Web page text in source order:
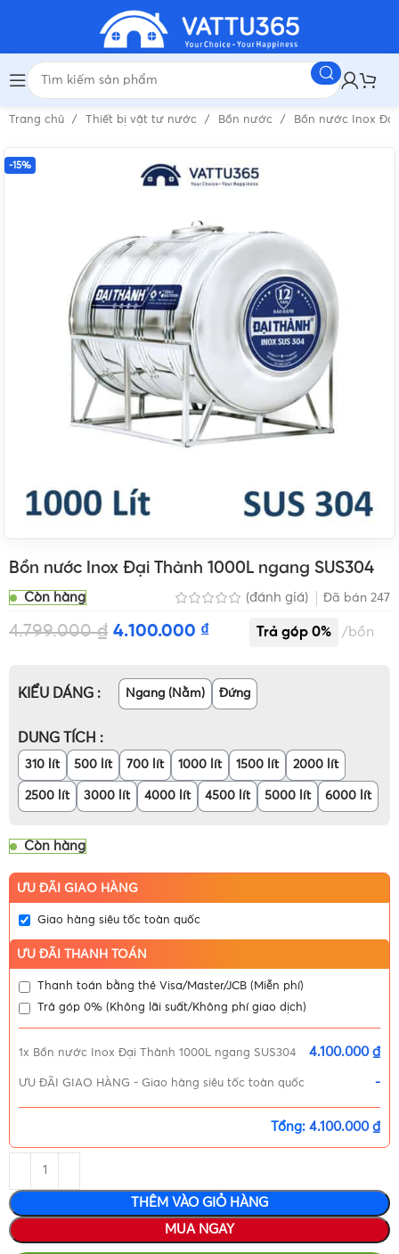
Trang chủ Thiết bị vật tư nước Bồn nước Bồn nước Inox
-15%
Bồn nước Inox Đại Thành 1000L ngang SUS304
Còn hàng (đánh giá) Đã bán 247
4.799.000₫ 4.100.000 ₫ bồn
KIỂU DÁNG Ngang (Nằm) Đứng
DUNG TÍCH
310 lít 500 lít 700 lít 1000 lít 1500 lít 2000 lít
2500 lít 3000 lít 4000 lít 4500 lít 5000 lít 6000 lít
Còn hàng
ƯU ĐÃI GIAO HÀNG
Giao hàng siêu tốc toàn quốc
ƯU ĐÃI THANH TOÁN
Thanh toán bằng thẻ Visa/Master/JCB (Miễn phí)
Trả góp 0% (Không lãi suất/Không phí giao dịch)
1x Bồn nước Inox Đại Thành 1000L ngang SUS304 4.100.000 ₫
ƯU ĐÃI GIAO HÀNG -Giao hàng siêu tốc toàn quốc -
Tổng: 4.100.000 ₫
THÊM VÀO GIỎ HÀNG
MUA NGAY